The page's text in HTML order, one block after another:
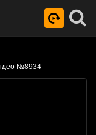
№8934